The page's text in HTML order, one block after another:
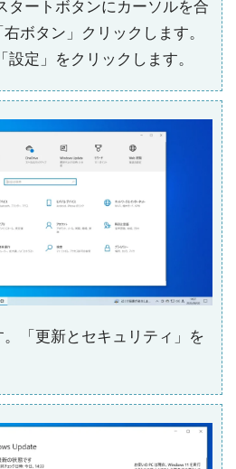
ートボタンにカーソルを合
ボタン」クリックします。
定」をクリックします。
「更新とセキュリティ」を